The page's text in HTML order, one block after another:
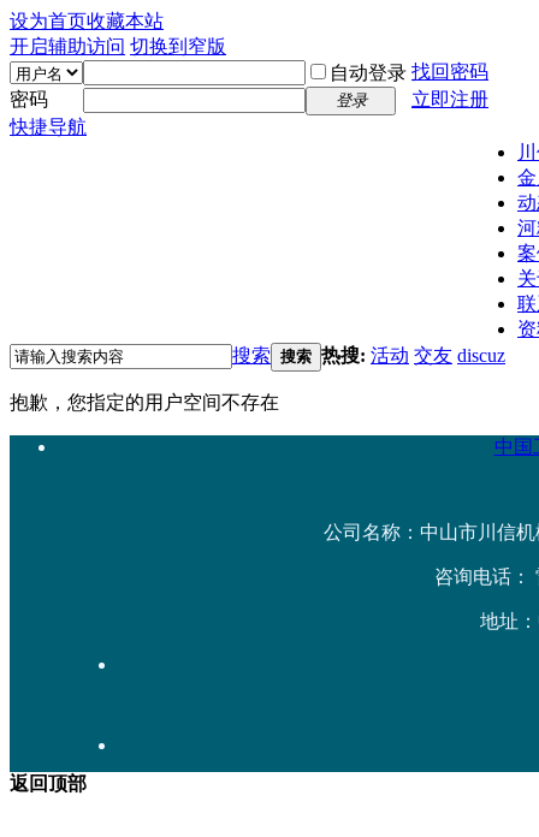
设为首页收藏本站
开启辅助访问 切换到窄版
自动登录 找回密码
密码
登录
立即注册
快捷导航
搜索 搜索 热搜: 活动 交友 discuz
抱歉，您指定的用户空间不存在
中国
公司名称：中山市川信机
咨询电话：
地址
返回顶部